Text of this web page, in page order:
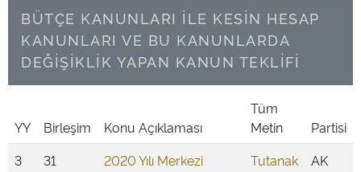
BÜTÇE KANUNLARI İLE KESİN HESAP
KANUNLARI VE BU KANUNLARDA
DEĞİŞİKLİK YAPAN KANUN TEKLİFİ
YY Birleşim Konu Açıklaması
Tüm
Metin
Partisi
3
31
2020 Yılı Merkezi
Tutanak
AK